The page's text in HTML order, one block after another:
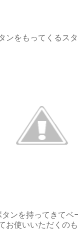
ンをもってくるスタ
ンを持ってきてベ
お使いいただくの